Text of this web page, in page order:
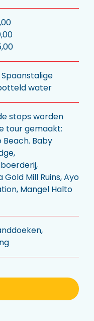
water
stops worden
tour gemaakt:
Baby
Gold Mill Ruins, Ayo
Mangel Halto